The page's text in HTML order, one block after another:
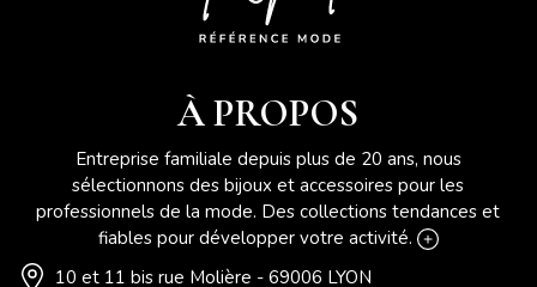
À PROPOS
Entreprise familiale depuis plus de 20 ans, nous
sélectionnons des bijoux et accessoires pour les
professionnels de la mode. Des collections tendances et
fiables pour développer votre activité.
10 et 11 bis rue Molière - 69006 LYON